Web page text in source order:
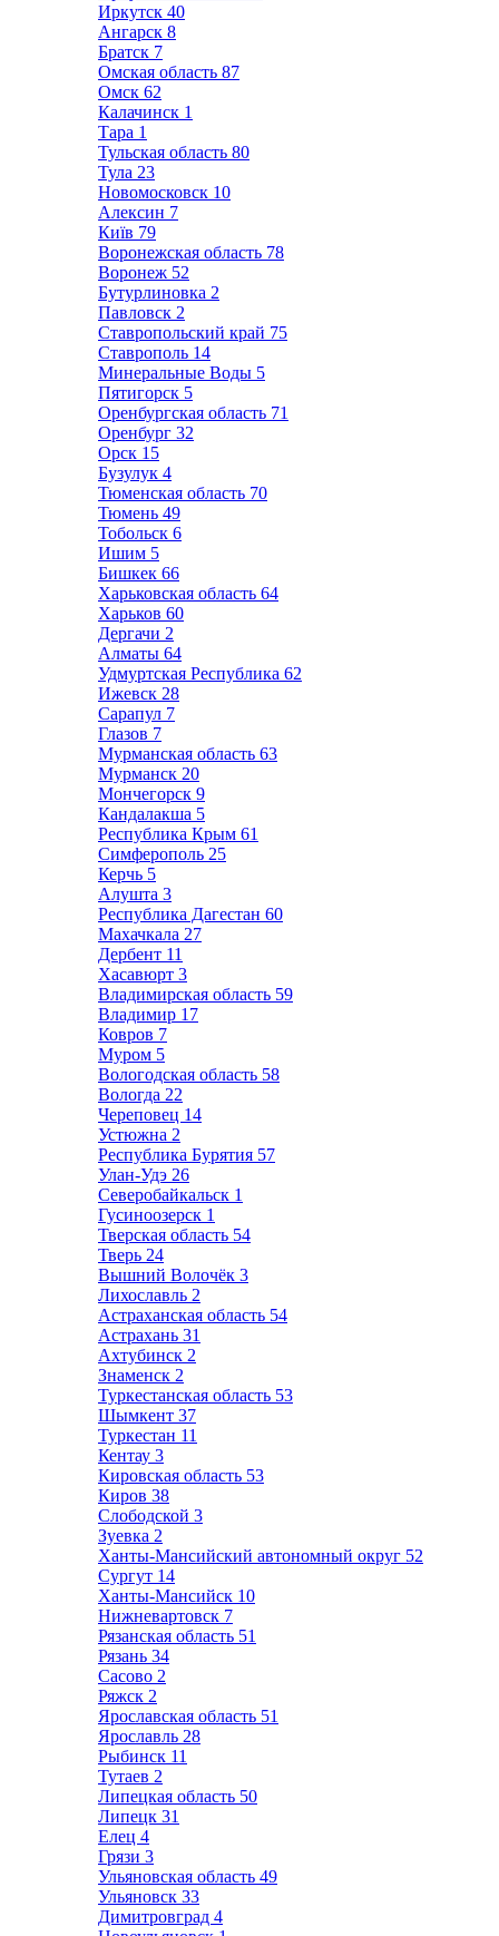
Иркутск 40
Ангарск 8
Братск 7
Омская область 87
Омск 62
Калачинск 1
Тара 1
Тульская область 80
Тула 23
Новомосковск 10
Алексин 7
Київ 79
Воронежская область 78
Воронеж 52
Бутурлиновка 2
Павловск 2
Ставропольский край 75
Ставрополь 14
Минеральные Воды 5
Пятигорск 5
Оренбургская область 71
Оренбург 32
Орск 15
Бузулук 4
Тюменская область 70
Тюмень 49
Тобольск 6
Ишим 5
Бишкек 66
Харьковская область 64
Харьков 60
Дергачи 2
Алматы 64
Удмуртская Республика 62
Ижевск 28
Сарапул 7
Глазов 7
Мурманская область 63
Мурманск 20
Мончегорск 9
Кандалакша 5
Республика Крым 61
Симферополь 25
Керчь 5
Алушта 3
Республика Дагестан 60
Махачкала 27
Дербент 11
Хасавюрт 3
Владимирская область 59
Владимир 17
Ковров 7
Муром 5
Вологодская область 58
Вологда 22
Череповец 14
Устюжна 2
Республика Бурятия 57
Улан-Удэ 26
Северобайкальск 1
Гусиноозерск 1
Тверская область 54
Тверь 24
Вышний Волочёк 3
Лихославль 2
Астраханская область 54
Астрахань 31
Ахтубинск 2
Знаменск 2
Туркестанская область 53
Шымкент 37
Туркестан 11
Кентау 3
Кировская область 53
Киров 38
Слободской 3
Зуевка 2
Ханты-Мансийский автономный округ 52
Сургут 14
Ханты-Мансийск 10
Нижневартовск 7
Рязанская область 51
Рязань 34
Сасово 2
Ряжск 2
Ярославская область 51
Ярославль 28
Рыбинск 11
Тутаев 2
Липецкая область 50
Липецк 31
Елец 4
Грязи 3
Ульяновская область 49
Ульяновск 33
Димитровград 4